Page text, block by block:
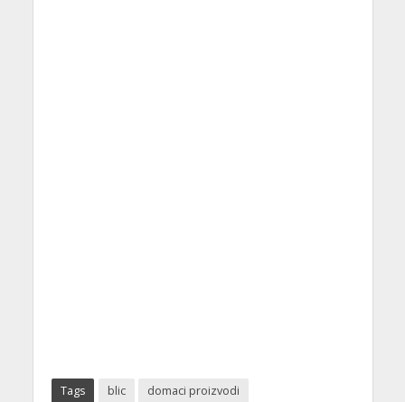
Tags blic domaci proizvodi